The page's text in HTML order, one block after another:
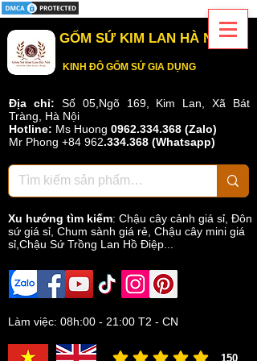
GỐM SỨ KIM LAN HÀ NỘI
KINH ĐÔ GỐM SỨ GIA DỤNG
Địa chỉ: Số 05,Ngõ 169, Kim Lan, Xã Bát
Tràng, Hà Nội
Hotline: Ms Huong 0962.334.368 (Zalo)
Mr Phong +84 962.334.368 (Whatsapp)
Xu hướng tìm kiếm: Chậu cây cảnh giá sỉ Đôn
sứ giá sỉ Chum sành giá rẻ Chậu cây mini giá
sỉ,Chậu Sứ Trồng Lan Hồ Điệp...
Làm việc: 08h:00 - 21:00 T2 - CN
150